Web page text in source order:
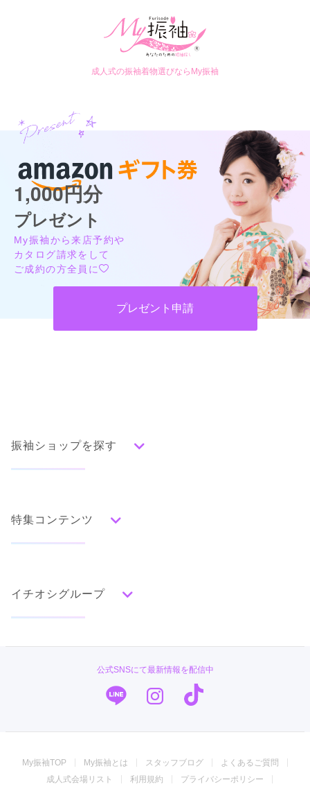
成人式の振袖着物選びならMy振袖
1,000円分
プレゼント
My振袖から来店予約や
カタログ請求をして
ご成約の方全員に
プレゼント申請
振袖ショップを探す
みんなの振袖ランキングトップ
色別ランキング
グレー
黒 白
エレガント キュート クール
百合
橘 蝶 鶴 松竹梅 扇面 車
華籠
熨斗
宝尽 波 雪輪 雲取り 道長取り 矢絣
口コミから探す
特集コンテンツ
ママ振特集
個性的振袖コーディネート特集
成人式レポート
振袖ブランド特集
イチオシグループ
キモノハーツ／kimono hearts
ジョイフル恵利
公式SNSにて最新情報を配信中
My振袖TOP My振袖とは スタッフブログ
よくあるご質問
成人式会場リスト
利用規約 プライバシーポリシー